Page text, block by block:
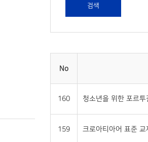
검색
No
160 청소년을 위한 포르
159 크로아티아어 표준